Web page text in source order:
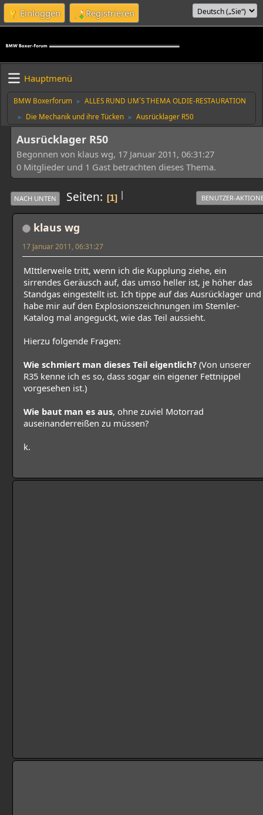
Einloggen Registrieren
Hauptmenü
BMW Boxerforum ► ALLES RUND UM´S THEMA OLDIE-RESTAURATION
► Die Mechanik und ihre Tücken ► Ausrücklager R50
Ausrücklager R50
Begonnen von klaus wg, 17 Januar 2011, 06:31:27
0 Mitglieder und 1 Gast betrachten dieses Thema.
|
NACH UNTEN Seiten 1 BENUTZER-
klaus wg
17 Januar 2011, 06:31:27
MIttlerweile tritt, wenn ich die Kupplung ziehe, ein
sirrendes Geräusch auf, das umso heller ist, je höher das
Standgas eingestellt ist. Ich tippe auf das Ausrücklager und
habe mir auf den Explosionszeichnungen im Stemler-
Katalog mal angeguckt, wie das Teil aussieht.
Hierzu folgende Fragen:
Wie schmiert man dieses Teil eigentlich? (Von unserer
R35 kenne ich es so, dass sogar ein eigener Fettnippel
vorgesehen ist.)
Wie baut man es aus, ohne zuviel Motorrad
auseinanderreißen zu müssen?
k.